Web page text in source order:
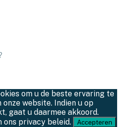
om u de beste ervaring te
website. Indien u op
gaat u daarmee akkoord.
ons privacy beleid.
Accepteren